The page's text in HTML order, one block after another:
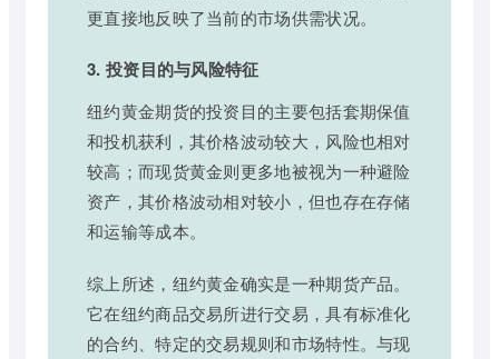
更直接地反映了当前的市场供需状况。
3. 投资目的与风险特征
纽约黄金期货的投资目的主要包括套期保值
和投机获利，其价格波动较大，风险也相对
较高；而现货黄金则更多地被视为一种避险
资产，其价格波动相对较小，但也存在存储
和运输等成本。
综上所述，纽约黄金确实是一种期货产品。
它在纽约商品交易所进行交易，具有标准化
的合约、特定的交易规则和市场特性。与现